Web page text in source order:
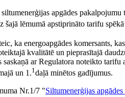
apgādes
lēmumā apstiprināto tarifu
ka energoapgādes komersants,
kvalitātē un pieprasītajā
ar Regulatora noteikto
un 1.1daļā minētos gadījumus.
Nr.1/7 "Siltumenerģijas